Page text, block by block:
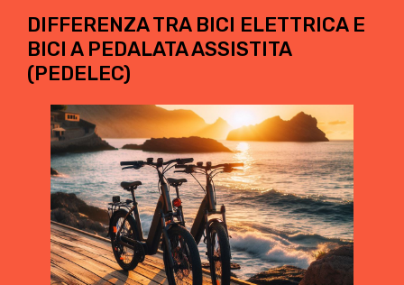
DIFFERENZA TRA BICI ELETTRICA E
BICI A PEDALATA ASSISTITA
(PEDELEC)